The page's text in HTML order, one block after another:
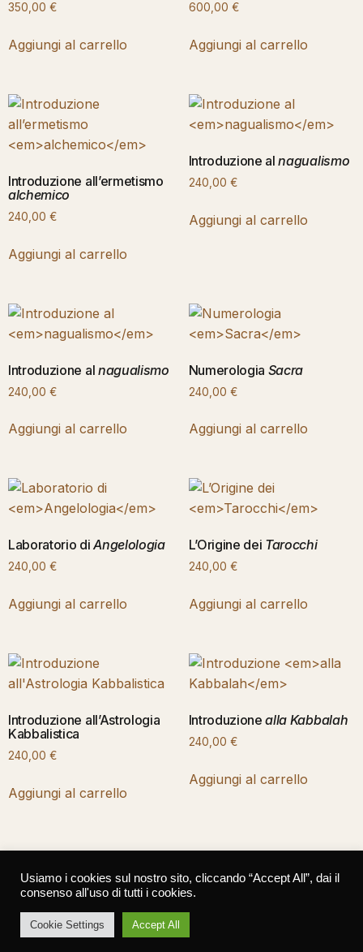
350,00 €
Aggiungi al carrello
600,00 €
Aggiungi al carrello
Introduzione all’ermetismo
alchemico
240,00 €
Aggiungi al carrello
Introduzione alnagualismo
240,00 €
Aggiungi al carrello
Introduzione al nagualismo
240,00 €
Aggiungi al carrello
Numerologia Sacra
240,00 €
Aggiungi al carrello
Laboratorio diAngelologia
240,00 €
Aggiungi al carrello
L’Origine dei Tarocchi
240,00 €
Aggiungi al carrello
Introduzione all’Astrologia
Kabbalistica
240,00 €
Aggiungi al carrello
Introduzionealla Kabbalah
240,00 €
Aggiungi al carrello
2 →
Usiamo i cookies sul nostro sito, cliccando “Accept All”, dai il
consenso all'uso di tutti i cookies.
Cookie Settings Accept All